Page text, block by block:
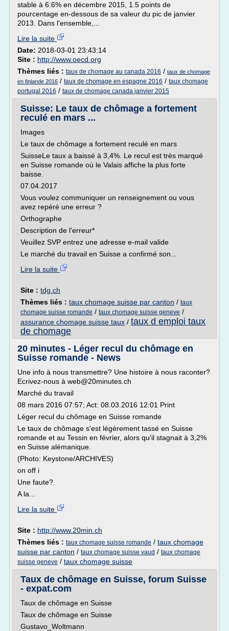
stable à 6.6% en décembre 2015, 1.5 points de
pourcentage en-dessous de sa valeur du pic de janvier
2013. Dans l'ensemble,...
Lire la suite
Date: 2018-03-01 23:43:14
Site : http://www.oecd.org
Thèmes liés : taux de chomage au canada 2016 / taux de chomage
en finlande 2016 / taux de chomage en espagne 2016 / taux chomage
portugal 2016 / taux de chomage canada janvier 2015
Suisse: Le taux de chômage a fortement
reculé en mars ...
Images
Le taux de chômage a fortement reculé en mars
SuisseLe taux a baissé à 3,4%. Le recul est très marqué
en Suisse romande où le Valais affiche la plus forte
baisse.
07.04.2017
Vous voulez communiquer un renseignement ou vous
avez repéré une erreur ?
Orthographe
Description de l'erreur*
Veuillez SVP entrez une adresse e-mail valide
Le marché du travail en Suisse a confirmé son...
Lire la suite
Site : tdg.ch
Thèmes liés : taux chomage suisse par canton / taux
chomage suisse romande / taux chomage suisse geneve /
assurance chomage suisse taux / taux d emploi taux
de chomage
20 minutes - Léger recul du chômage en
Suisse romande - News
Une info à nous transmettre? Une histoire à nous raconter?
Ecrivez-nous à web@20minutes.ch
Marché du travail
08 mars 2016 07:57; Act: 08.03.2016 12:01 Print
Léger recul du chômage en Suisse romande
Le taux de chômage s'est légèrement tassé en Suisse
romande et au Tessin en février, alors qu'il stagnait à 3,2%
en Suisse alémanique.
(Photo: Keystone/ARCHIVES)
on off i
Une faute?
A la...
Lire la suite
Site : http://www.20min.ch
Thèmes liés : taux chomage suisse romande / taux chomage
suisse par canton / taux chomage suisse vaud / taux chomage
suisse geneve / taux chomage suisse
Taux de chômage en Suisse, forum Suisse
- expat.com
Taux de chômage en Suisse
Taux de chômage en Suisse
Gustavo_Woltmann